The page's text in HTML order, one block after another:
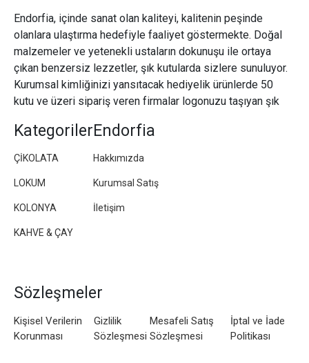
Endorfia, içinde sanat olan kaliteyi, kalitenin peşinde
olanlara ulaştırma hedefiyle faaliyet göstermekte. Doğal
malzemeler ve yetenekli ustaların dokunuşu ile ortaya
çıkan benzersiz lezzetler, şık kutularda sizlere sunuluyor.
Kurumsal kimliğinizi yansıtacak hediyelik ürünlerde 50
kutu ve üzeri sipariş veren firmalar logonuzu taşıyan şık
Kategoriler
ÇİKOLATA
LOKUM
KOLONYA
KAHVE & ÇAY
Endorfia
Hakkımızda
Kurumsal Satış
İletişim
Sözleşmeler
Kişisel Verilerin
Korunması
Gizlilik
Sözleşmesi
Mesafeli Satış
Sözleşmesi
İptal ve İade
Politikası